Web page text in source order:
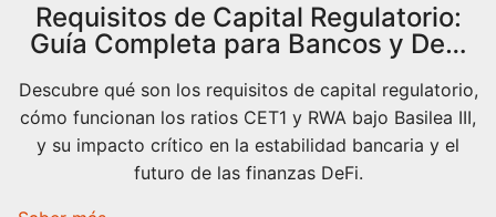
Requisitos de Capital Regulatorio:
Guía Completa para Bancos y DeFi
Descubre qué son los requisitos de capital regulatorio,
cómo funcionan los ratios CET1 y RWA bajo Basilea III,
y su impacto crítico en la estabilidad bancaria y el
futuro de las finanzas DeFi.